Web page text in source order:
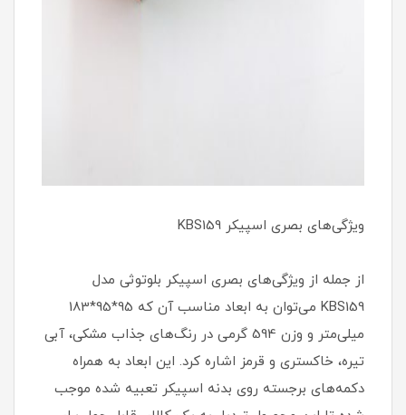
ویژگی‌های بصری اسپیکر KBS159
از جمله از ویژگی‌های بصری اسپیکر بلوتوثی مدل
KBS159 می‌توان به ابعاد مناسب آن که 95*95*183
میلی‌متر و وزن 594 گرمی در رنگ‌های جذاب مشکی، آبی
تیره، خاکستری و قرمز اشاره کرد. این ابعاد به همراه
دکمه‌های برجسته روی بدنه اسپیکر تعبیه شده موجب